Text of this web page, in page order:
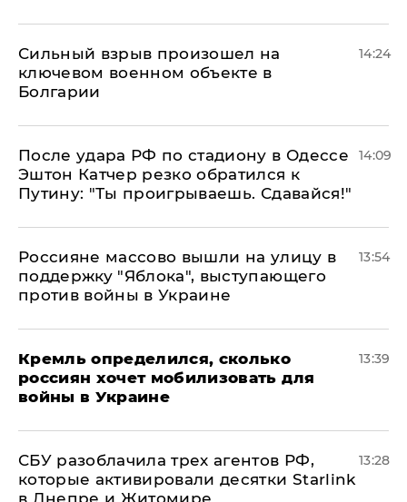
Сильный взрыв произошел на
ключевом военном объекте в
Болгарии
14:24
После удара РФ по стадиону в Одессе
Эштон Катчер резко обратился к
Путину: "Ты проигрываешь. Сдавайся!"
14:09
Россияне массово вышли на улицу в
поддержку "Яблока", выступающего
против войны в Украине
13:54
Кремль определился, сколько
россиян хочет мобилизовать для
войны в Украине
13:39
СБУ разоблачила трех агентов РФ,
которые активировали десятки Starlink
в Днепре и Житомире
13:28